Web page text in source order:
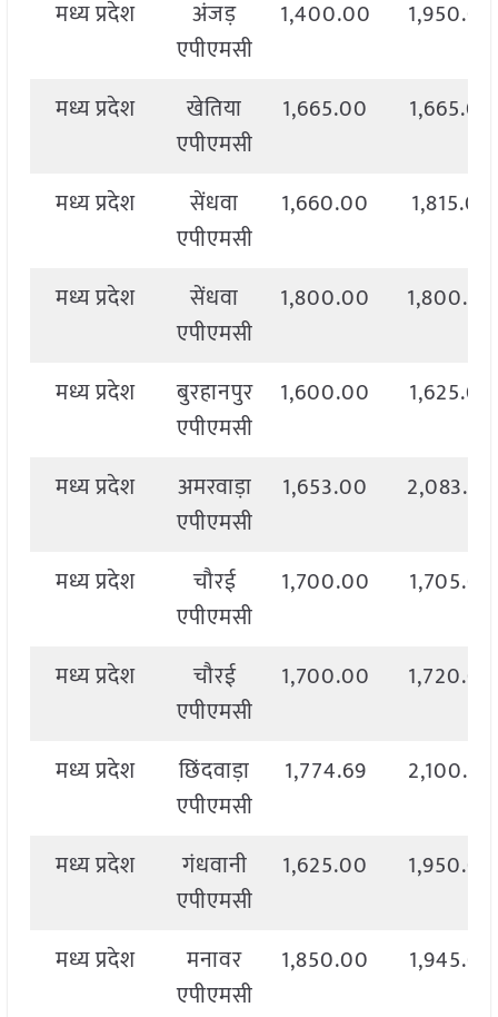
मध्य प्रदेश
अंजड़
एपीएमसी
1,400.00 1,950.00
मध्य प्रदेश
खेतिया
एपीएमसी
1,665.00 1,665.00
मध्य प्रदेश
सेंधवा
एपीएमसी
1,660.00 1,815.00
मध्य प्रदेश
सेंधवा
एपीएमसी
1,800.00 1,800.00
मध्य प्रदेश
बुरहानपुर
एपीएमसी
1,600.00 1,625.00
मध्य प्रदेश
अमरवाड़ा
एपीएमसी
1,653.00 2,083.00
मध्य प्रदेश
चौरई
एपीएमसी
1,700.00 1,705.00
मध्य प्रदेश
चौरई
एपीएमसी
1,700.00 1,720.00
मध्य प्रदेश
छिंदवाड़ा
एपीएमसी
1,774.69 2,100.00
मध्य प्रदेश
गंधवानी
एपीएमसी
1,625.00 1,950.00
मध्य प्रदेश
मनावर
एपीएमसी
1,850.00 1,945.00